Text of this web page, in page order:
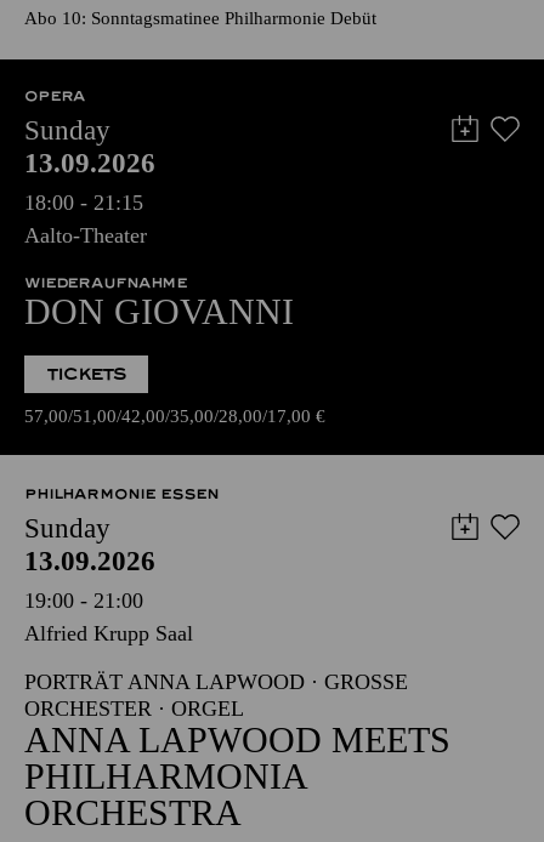
Abo 10: Sonntagsmatinee Philharmonie Debüt
OPERA
Sunday
13.09.2026
18:00 - 21:15
Aalto-Theater
WIEDERAUFNAHME
DON GIOVANNI
TICKETS
57,00 51,00 42,00 35,00 28,00 17,00 €
PHILHARMONIE ESSEN
Sunday
13.09.2026
19:00 - 21:00
Alfried Krupp Saal
PORTRÄT ANNA LAPWOOD · GROSSE O
RCHESTER · ORGEL
ANNA LAPWOOD MEETS
PHILHARMONIA
ORCHESTRA